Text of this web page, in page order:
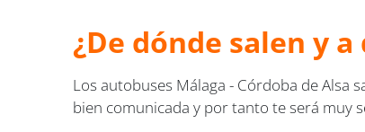
¿De dónde salen y
Los autobuses Málaga - Córdoba de Alsa
bien comunicada y por tanto te será muy